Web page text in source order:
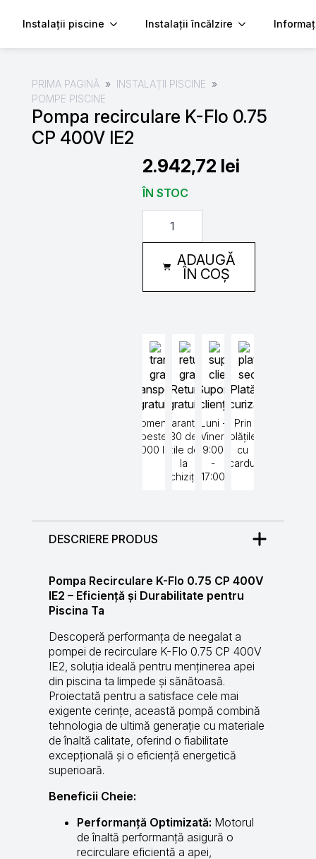
Instalații piscine Instalații încălzire
PRIMA PAGINĂ
INSTALAȚII PISCINE
POMPE PISCINE
Pompa recirculare K-Flo 0.75
CP 400V IE2
2.942,72 lei
ÎN STOC
Cantitate
Pompa
0.75
400V
ADAUGĂ
ÎN COȘ
Transport
gratuit
Comenzi
peste
5000 lei
Retur
gratuit
Garantat
30 de
zile de
la
achiziție
Suport
clienți
Luni -
Vineri
9:00
-
17:00
Plată
securizată
Prin
plățile
cu
cardul
DESCRIERE PRODUS
Pompa Recirculare K-Flo 0.75 CP 400V
IE2 – Eficiență și Durabilitate pentru
Piscina Ta
Descoperă performanța de neegalat a
pompei de recirculare K-Flo 0.75 CP 400V
IE2, soluția ideală pentru menținerea apei
din piscina ta limpede și sănătoasă.
Proiectată pentru a satisface cele mai
exigente cerințe, această pompă combină
tehnologia de ultimă generație cu materiale
de înaltă calitate, oferind o fiabilitate
excepțională și o eficiență energetică
superioară.
Beneficii Cheie:
Performanță Optimizată: Motorul
de înaltă performanță asigură o
recirculare eficientă a apei,